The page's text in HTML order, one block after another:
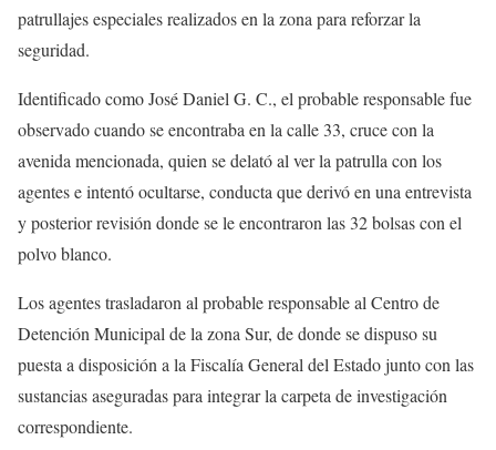
patrullajes especiales realizados en la zona para reforzar la
seguridad.
Identificado como José Daniel G. C., el probable responsable fue
observado cuando se encontraba en la calle 33, cruce con la
avenida mencionada, quien se delató al ver la patrulla con los
agentes e intentó ocultarse, conducta que derivó en una entrevista
y posterior revisión donde se le encontraron las 32 bolsas con el
polvo blanco.
Los agentes trasladaron al probable responsable al Centro de
Detención Municipal de la zona Sur, de donde se dispuso su
puesta a disposición a la Fiscalía General del Estado junto con las
sustancias aseguradas para integrar la carpeta de investigación
correspondiente.